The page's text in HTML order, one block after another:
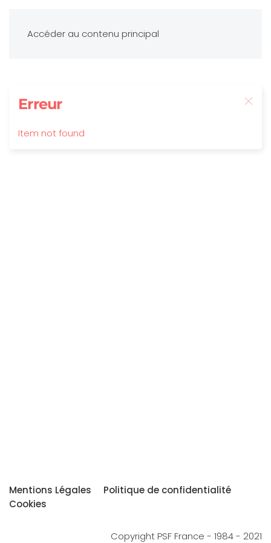
Accéder au contenu principal
Erreur
Item not found
Mentions Légales
Politique de confidentialité
Cookies
Copyright PSF France - 1984 - 2021